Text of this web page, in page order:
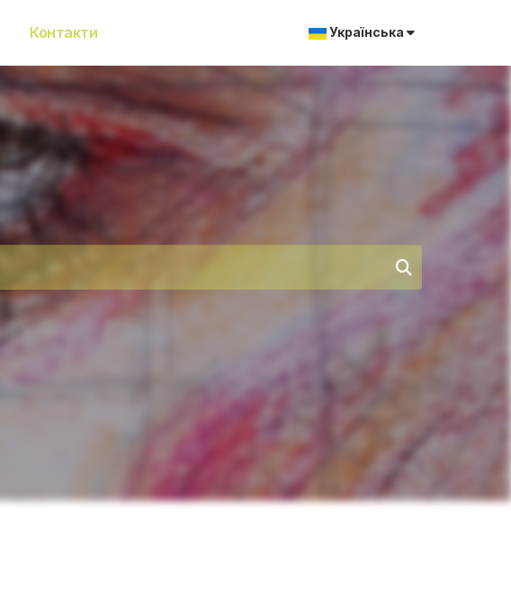
Контакти Українська